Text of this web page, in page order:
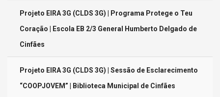
Projeto EIRA 3G (CLDS 3G) | Programa Protege o Teu
Coração | Escola EB 2/3 General Humberto Delgado de
Cinfães
Projeto EIRA 3G (CLDS 3G) | Sessão de Esclarecimento
“COOPJOVEM” | Biblioteca Municipal de Cinfães